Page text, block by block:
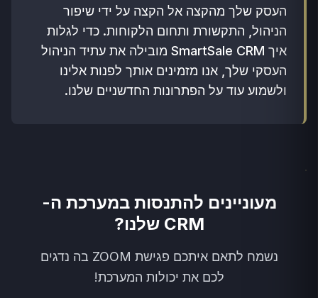
העסק שלך מהקצה אל הקצה על ידי שיפור
הניהול, התקשורת ותחום הלקוחות. כדי לגלות
איך SmartSale CRM מובילה את עתיד הניהול
העסקי שלך, אנו מזמינים אותך לפנות אלינו
ולשמוע עוד על הפתרונות החדשניים שלנו.
מעוניינים להתנסות במערכת ה-
CRM שלנו?
נשמח לתאם איתכם פגישת ZOOM בה נדגים
לכם את יכולות המערכת!